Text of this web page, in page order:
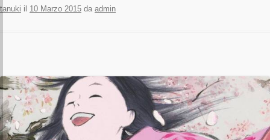
tanuki il 10 Marzo 2015 da admin